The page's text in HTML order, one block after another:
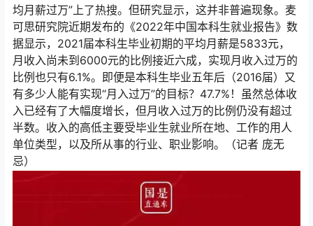
均月薪过万”上了热搜。但研究显示，这并非普遍现象。麦
可思研究院近期发布的《2022年中国本科生就业报告》数
据显示，2021届本科生毕业初期的平均月薪是5833元，
月收入尚未到6000元的比例接近六成，实现月收入过万的
比例也只有6.1%。即便是本科生毕业五年后（2016届）又
有多少人能有实现“月入过万”的目标？47.7%！虽然总体收
入已经有了大幅度增长，但月收入过万的比例仍没有超过
半数。收入的高低主要受毕业生就业所在地、工作的用人
单位类型，以及所从事的行业、职业影响。（记者 庞无
忌）